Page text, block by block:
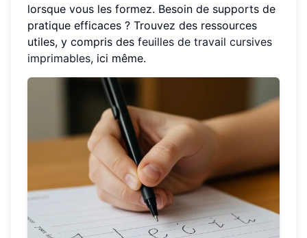
lorsque vous les formez. Besoin de supports de
pratique efficaces ? Trouvez des ressources
utiles, y compris des feuilles de travail cursives
imprimables, ici même.